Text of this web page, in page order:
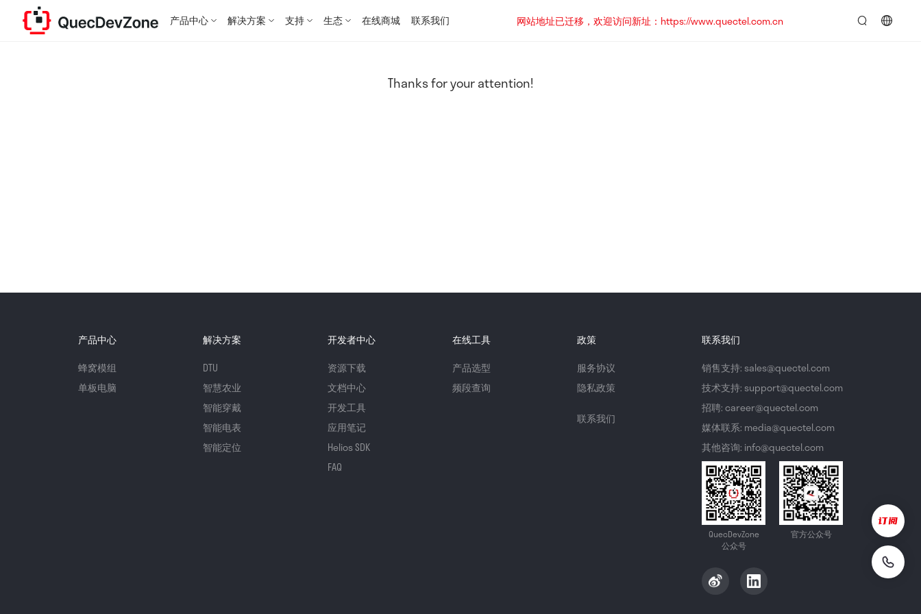
产品中心 解决方案 支持 生态 在线商城 联系我们
网站地址已迁移，欢迎访问新址：https://www.quectel.com.cn
Thanks for your attention!
产品中心
蜂窝模组
单板电脑
解决方案
DTU
智慧农业
智能穿戴
智能电表
智能定位
开发者中心
资源下载
文档中心
开发工具
应用笔记
Helios SDK
FAQ
在线工具
产品选型
频段查询
政策
服务协议
隐私政策
联系我们
联系我们
销售支持: sales@quectel.com
技术支持: support@quectel.com
招聘: career@quectel.com
媒体联系: media@quectel.com
其他咨询: info@quectel.com
QuecDevZone
公众号
官方公众号